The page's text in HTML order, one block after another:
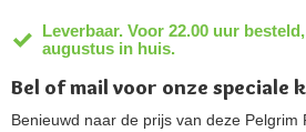
Leverbaar. Voor 22.00 uur
augustus in huis.
Bel of mail voor onze speciale
Benieuwd naar de prijs van deze Pelgrim